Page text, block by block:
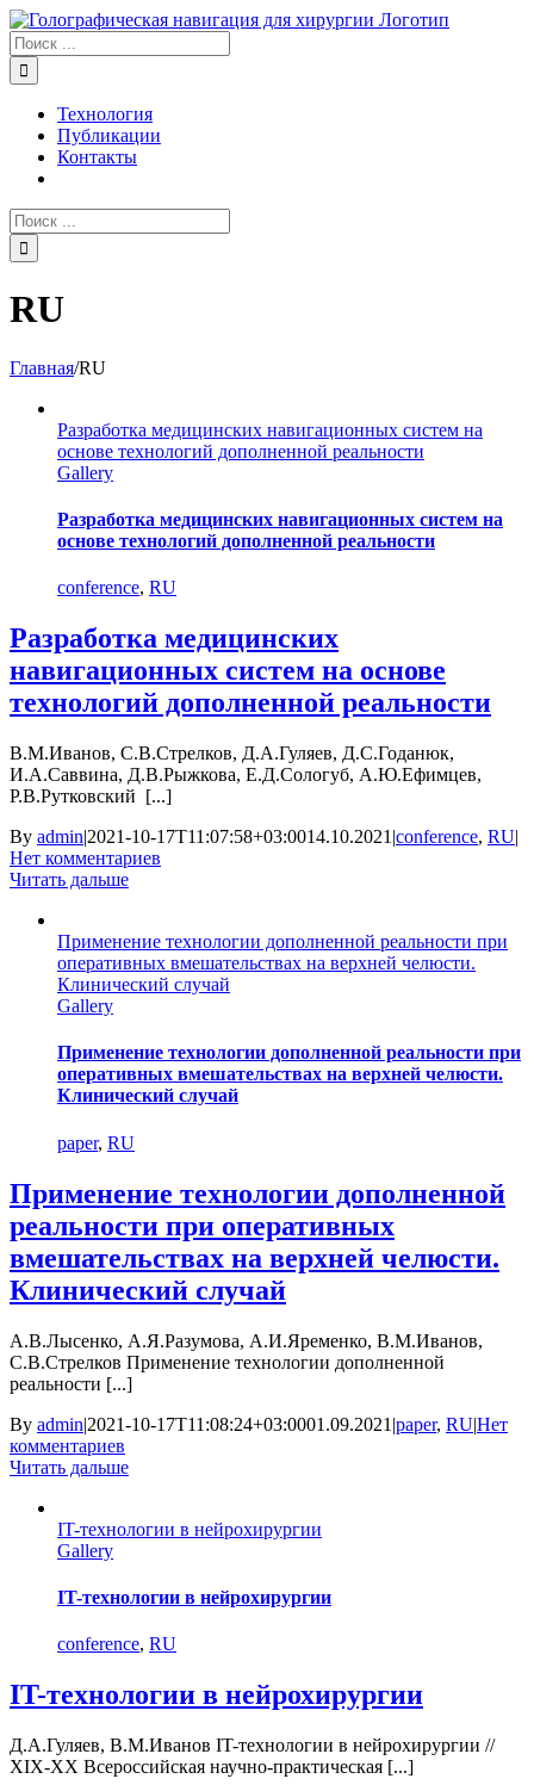
Skip
to
content
Результат
поиска:
Технология
Публикации
Контакты
Результат
поиска:
RU
Главная/RU
Разработка медицинских навигационных систем на
основе технологий дополненной реальности
Gallery
Разработка медицинских навигационных систем на
основе технологий дополненной реальности
conference, RU
Разработка медицинских
навигационных систем на основе
технологий дополненной реальности
В.М.Иванов, С.В.Стрелков, Д.А.Гуляев, Д.С.Годанюк,
И.А.Саввина, Д.В.Рыжкова, Е.Д.Сологуб, А.Ю.Ефимцев,
Р.В.Рутковский [...]
By admin|2021-10-17T11:07:58+03:0014.10.2021 |conference, RU|
Нет комментариев
Читать дальше
Применение технологии дополненной реальности при
оперативных вмешательствах на верхней челюсти.
Клинический случай
Gallery
Применение технологии дополненной реальности при
оперативных вмешательствах на верхней челюсти.
Клинический случай
paper, RU
Применение технологии дополненной
реальности при оперативных
вмешательствах на верхней челюсти.
Клинический случай
А.В.Лысенко, А.Я.Разумова, А.И.Яременко, В.М.Иванов,
С.В.Стрелков Применение технологии дополненной
реальности [...]
By admin|2021-10-17T11:08:24+03:0001.09.2021 |paper, RU|Нет
комментариев
Читать дальше
IT-технологии в нейрохирургии
Gallery
IT-технологии в нейрохирургии
conference, RU
IT-технологии в нейрохирургии
Д.А.Гуляев, В.М.Иванов IT-технологии в нейрохирургии //
XIX-XX Всероссийская научно-практическая [...]